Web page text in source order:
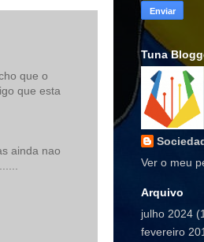
que o
que esta
ainda nao
Tuna
Ver o meu
Arquivo
julho 2024
fevereiro